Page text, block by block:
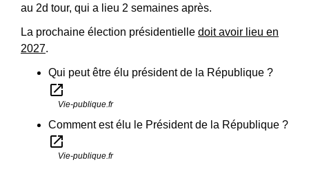
au 2d tour, qui a lieu 2 semaines après.
La prochaine élection présidentielle doit avoir lieu en
2027.
Qui peut être élu président de la République ?
open_in_new
Vie-publique.fr
Comment est élu le Président de la République ?
open_in_new
Vie-publique.fr